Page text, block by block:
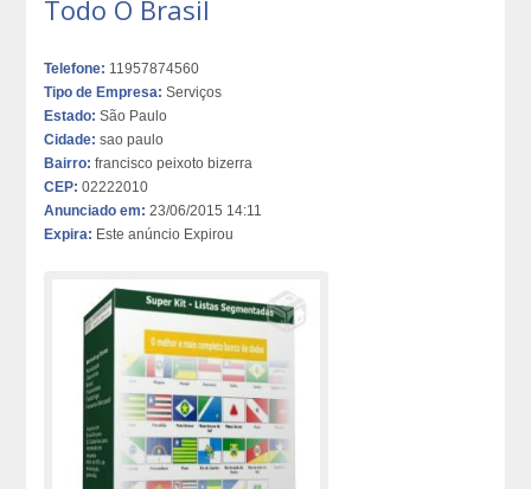
Todo O Brasil
Telefone: 11957874560
Tipo de Empresa: Serviços
Estado: São Paulo
Cidade: sao paulo
Bairro: francisco peixoto bizerra
CEP: 02222010
Anunciado em: 23/06/2015 14:11
Expira: Este anúncio Expirou